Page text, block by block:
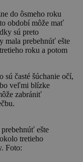
do ôsmeho roku
období môže mať
sú preto
mala prebehnúť ešte
roku a potom
časté šúchanie očí,
veľmi blízke
zabrániť
ešte
tretieho
Foto: